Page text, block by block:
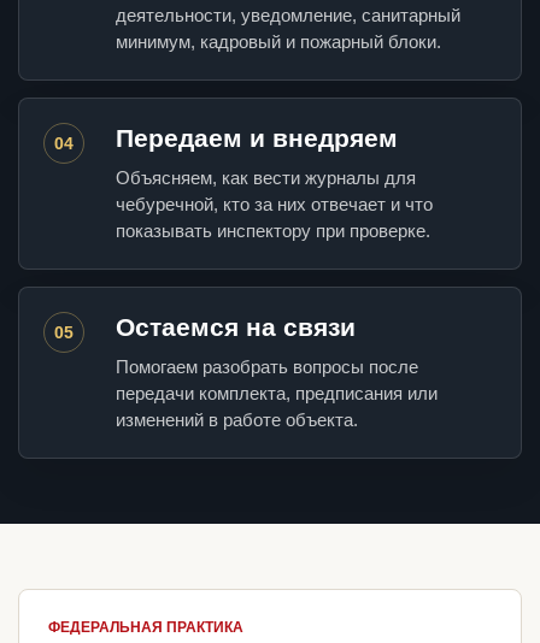
деятельности, уведомление, санитарный
минимум, кадровый и пожарный блоки.
04 Передаем и внедряем
Объясняем, как вести журналы для
чебуречной, кто за них отвечает и что
показывать инспектору при проверке.
05 Остаемся на связи
Помогаем разобрать вопросы после
передачи комплекта, предписания или
изменений в работе объекта.
ФЕДЕРАЛЬНАЯ ПРАКТИКА